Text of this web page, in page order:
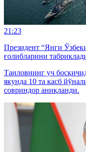
21:23
Президент “Янги
ғолибларини
Танловнинг уч
якунда 10 та касб
совриндор аниқланди.